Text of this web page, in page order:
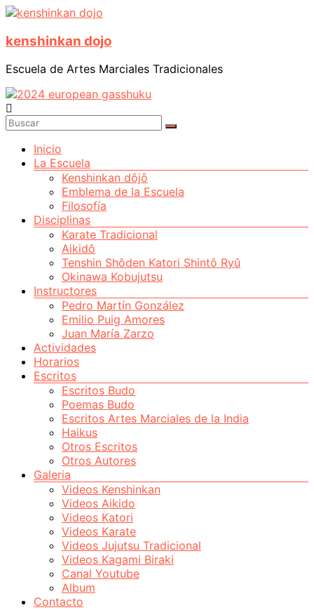
Saltar
contenido
kenshinkan dojo
Escuela de Artes Marciales Tradicionales
Menú Inicio
La Escuela
Kenshinkan dôjô
Emblema de la Escuela
Filosofía
Disciplinas
Karate Tradicional
Aikidô
Tenshin Shôden Katori Shintô Ryû
Okinawa Kobujutsu
Instructores
Pedro Martín González
Emilio Puig Amores
Juan María Zarzo
Actividades
Horarios
Escritos
Escritos Budo
Poemas Budo
Escritos Artes Marciales de la India
Haikus
Otros Escritos
Otros Autores
Galeria
Videos Kenshinkan
Videos Aikido
Videos Katori
Videos Karate
Videos Jujutsu Tradicional
Videos Kagami Biraki
Canal Youtube
Album
Contacto